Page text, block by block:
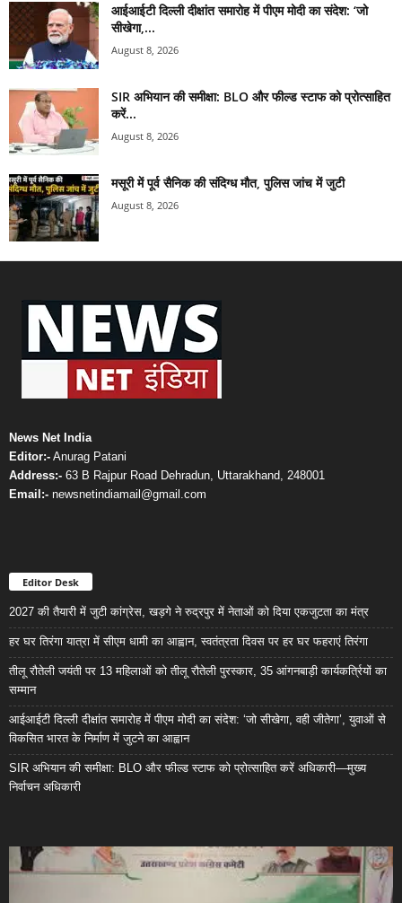
आईआईटी दिल्ली दीक्षांत समारोह में पीएम मोदी का संदेश: ‘जो
सीखेगा,...
August 8, 2026
SIR अभियान की समीक्षा: BLO और फील्ड स्टाफ को प्रोत्साहित
करें...
August 8, 2026
मसूरी में पूर्व सैनिक की संदिग्ध मौत, पुलिस जांच में जुटी
August 8, 2026
News Net India
Editor:- Anurag Patani
Address:- 63 B Rajpur Road Dehradun, Uttarakhand, 248001
Email:- newsnetindiamail@gmail.com
Editor Desk
2027 की तैयारी में जुटी कांग्रेस, खड़गे ने रुद्रपुर में नेताओं को दिया एकजुटता का मंत्र
हर घर तिरंगा यात्रा में सीएम धामी का आह्वान, स्वतंत्रता दिवस पर हर घर फहराएं तिरंगा
तीलू रौतेली जयंती पर 13 महिलाओं को तीलू रौतेली पुरस्कार, 35 आंगनबाड़ी कार्यकर्त्रियों का
सम्मान
आईआईटी दिल्ली दीक्षांत समारोह में पीएम मोदी का संदेश: ‘जो सीखेगा, वही जीतेगा’, युवाओं से
विकसित भारत के निर्माण में जुटने का आह्वान
SIR अभियान की समीक्षा: BLO और फील्ड स्टाफ को प्रोत्साहित करें अधिकारी—मुख्य
निर्वाचन अधिकारी